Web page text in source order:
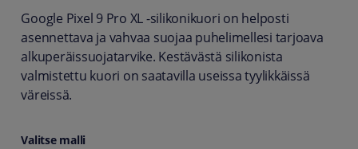
Google Pixel 9 Pro XL -silikonikuori on helposti
asennettava ja vahvaa suojaa puhelimellesi tarjoava
alkuperäissuojatarvike. Kestävästä silikonista
valmistettu kuori on saatavilla useissa tyylikkäissä
väreissä.
Valitse malli